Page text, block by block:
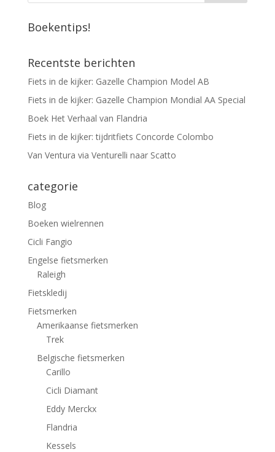
Boekentips!
Recentste berichten
Fiets in de kijker: Gazelle Champion Model AB
Fiets in de kijker: Gazelle Champion Mondial AA Special
Boek Het Verhaal van Flandria
Fiets in de kijker: tijdritfiets Concorde Colombo
Van Ventura via Venturelli naar Scatto
categorie
Blog
Boeken wielrennen
Cicli Fangio
Engelse fietsmerken
Raleigh
Fietskledij
Fietsmerken
Amerikaanse fietsmerken
Trek
Belgische fietsmerken
Carillo
Cicli Diamant
Eddy Merckx
Flandria
Kessels